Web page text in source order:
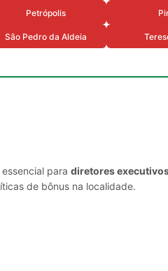
Petrópolis
São Pedro da Aldeia
para diretores
de bônus na localidade.